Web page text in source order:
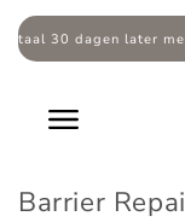
inhoud
30 dagen later met
Barrier